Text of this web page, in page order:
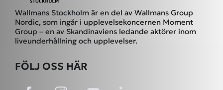
Wallmans Stockholm är en del av Wallmans Group
Nordic, som ingår i upplevelsekoncernen Moment
Group – en av Skandinaviens ledande aktörer inom
liveunderhållning och upplevelser.
FÖLJ OSS HÄR